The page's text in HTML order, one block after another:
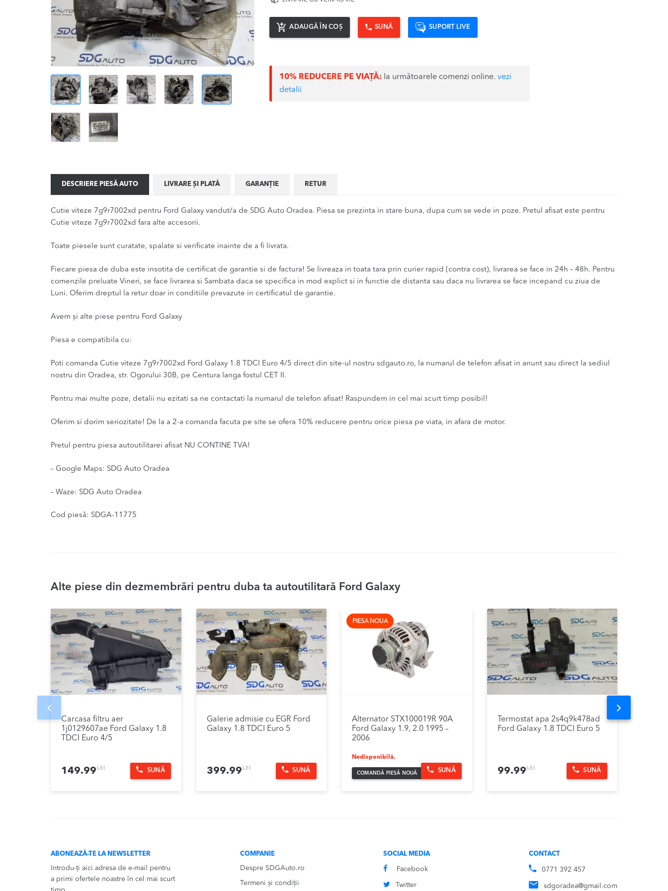
ADAUGĂ ÎN COȘ SUNĂ SUPORT LIVE
10% REDUCERE PE VIAȚĂ: la următoarele comenzi online.vezi
detalii
DESCRIERE PIESĂ AUTO LIVRARE ȘI PLATĂ GARANȚIE RETUR
Cutie viteze 7g9r7002xd pentru Ford Galaxy vandut/a de SDG Auto Oradea. Piesa se prezinta in stare buna, dupa cum se vede in poze. Pretul afisat este pentru
Cutie viteze 7g9r7002xd fara alte accesorii.
Toate piesele sunt curatate, spalate si verificate inainte de a fi livrata.
Fiecare piesa de duba este insotita de certificat de garantie si de factura! Se livreaza in toata tara prin curier rapid (contra cost), livrarea se face in 24h – 48h. Pentru
comenzile preluate Vineri, se face livrarea si Sambata daca se specifica in mod explict si in functie de distanta sau daca nu livrarea se face incepand cu ziua de
Luni. Oferim dreptul la retur doar in conditiile prevazute in certificatul de garantie.
Avem și alte piese pentru Ford Galaxy
Piesa e compatibila cu:
Poti comanda Cutie viteze 7g9r7002xd Ford Galaxy 1.8 TDCI Euro 4/5 direct din site-ul nostru sdgauto.ro, la numarul de telefon afisat in anunt sau direct la sediul
nostru din Oradea, str. Ogorului 30B, pe Centura langa fostul CET II.
Pentru mai multe poze, detalii nu ezitati sa ne contactati la numarul de telefon afisat! Raspundem in cel mai scurt timp posibil!
Oferim si dorim seriozitate! De la a 2-a comanda facuta pe site se ofera 10% reducere pentru orice piesa pe viata, in afara de motor.
Pretul pentru piesa autoutilitarei afisat NU CONTINE TVA!
– Google Maps: SDG Auto Oradea
– Waze: SDG Auto Oradea
Cod piesă: SDGA-11775
Alte piese din dezmembrări pentru duba ta autoutilitară Ford Galaxy
Carcasa filtru aer
1j0129607ae Ford Galaxy 1.8
TDCI Euro 4/5
149.99 LEI SUNĂ
Galerie admisie cu EGR Ford
Galaxy 1.8 TDCI Euro 5
399.99 LEI SUNĂ
PIESA NOUA
Alternator STX100019R 90A
Ford Galaxy 1.9, 2.0 1995 –
2006
Nedisponibilă.
COMANDĂ PIESĂ NOUĂ SUNĂ
Termostat apa 2s4q9k478ad
Ford Galaxy 1.8 TDCI Euro 5
99.99 LEI SUNĂ
Prev Next
ABONEAZĂ-TE LA NEWSLETTER
Introdu-ți aici adresa de e-mail pentru
a primi ofertele noastre în cel mai scurt
COMPANIE
Despre SDGAuto.ro
Termeni și condiții
SOCIAL MEDIA
Facebook
Twitter
CONTACT
0771 392 457
sdgoradea@gmail.com